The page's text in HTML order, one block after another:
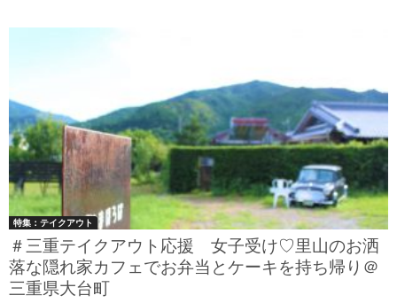
特集：テイクアウト
＃三重テイクアウト応援 女子受け♡里山のお洒
落な隠れ家カフェでお弁当とケーキを持ち帰り＠
三重県大台町